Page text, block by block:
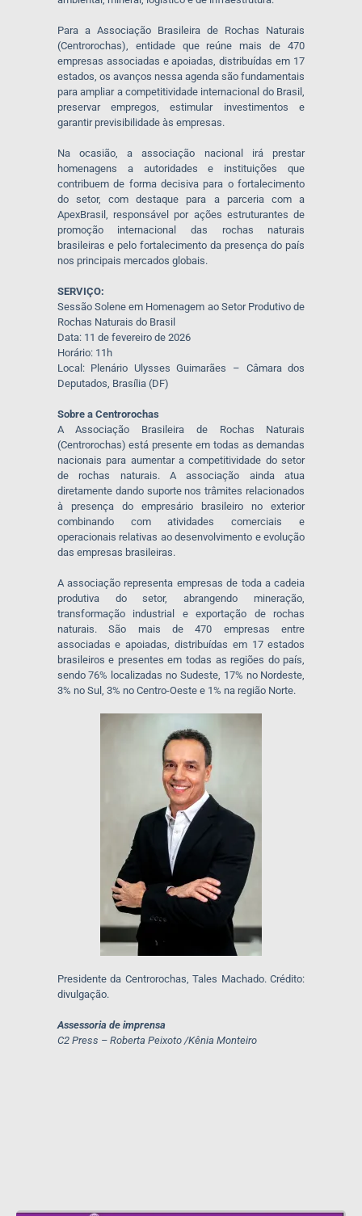
Para a Associação Brasileira de Rochas Naturais
(Centrorochas), entidade que reúne mais de 470
empresas associadas e apoiadas, distribuídas em 17
estados, os avanços nessa agenda são fundamentais
para ampliar a competitividade internacional do Brasil,
preservar empregos, estimular investimentos e
garantir previsibilidade às empresas.
Na ocasião, a associação nacional irá prestar
homenagens a autoridades e instituições que
contribuem de forma decisiva para o fortalecimento
do setor, com destaque para a parceria com a
ApexBrasil, responsável por ações estruturantes de
promoção internacional das rochas naturais
brasileiras e pelo fortalecimento da presença do país
nos principais mercados globais.
SERVIÇO:
Sessão Solene em Homenagem ao Setor Produtivo de
Rochas Naturais do Brasil
Data: 11 de fevereiro de 2026
Horário: 11h
Local: Plenário Ulysses Guimarães – Câmara dos
Deputados, Brasília (DF)
Sobre a Centrorochas
A Associação Brasileira de Rochas Naturais
(Centrorochas) está presente em todas as demandas
nacionais para aumentar a competitividade do setor
de rochas naturais. A associação ainda atua
diretamente dando suporte nos trâmites relacionados
à presença do empresário brasileiro no exterior
combinando com atividades comerciais e
operacionais relativas ao desenvolvimento e evolução
das empresas brasileiras.
A associação representa empresas de toda a cadeia
produtiva do setor, abrangendo mineração,
transformação industrial e exportação de rochas
naturais. São mais de 470 empresas entre
associadas e apoiadas, distribuídas em 17 estados
brasileiros e presentes em todas as regiões do país,
sendo 76% localizadas no Sudeste, 17% no Nordeste,
3% no Sul, 3% no Centro-Oeste e 1% na região Norte.
Presidente da Centrorochas, Tales Machado. Crédito:
divulgação.
Assessoria de imprensa
C2 Press – Roberta Peixoto /Kênia Monteiro